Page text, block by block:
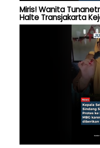
Miris! Wanita
Halte Transjakarta